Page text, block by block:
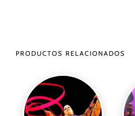
PRODUCTOS RELACIONADOS